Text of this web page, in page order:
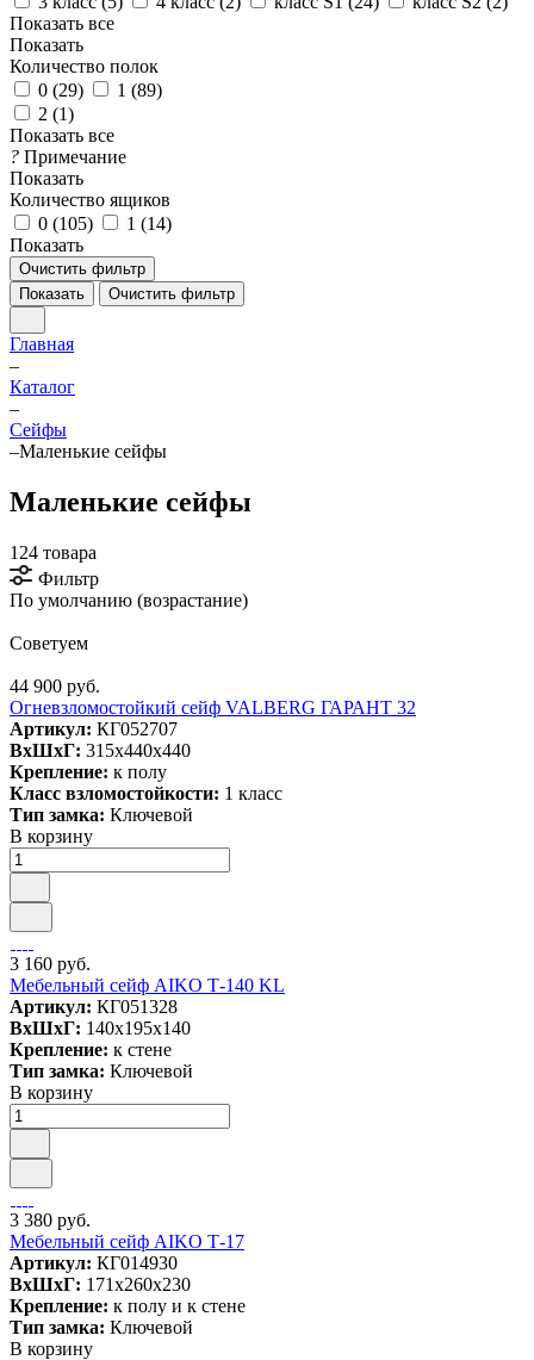
Показать все
Показать
Количество полок
0 (29) 1 (89)
2 (1)
Показать все
? Примечание
Показать
Количество ящиков
0 (105) 1 (14)
Показать
Очистить фильтр
Показать
Очистить фильтр
Главная
–
Каталог
–
Cейфы
–Маленькие сейфы
Маленькие сейфы
124 товара
Фильтр
По умолчанию (возрастание)
Советуем
44 900 руб.
Огневзломостойкий сейф VALBERG ГАРАНТ 32
Артикул: КГ052707
ВxШxГ: 315x440x440
Крепление: к полу
Класс взломостойкости: 1 класс
Тип замка: Ключевой
В корзину
3 160 руб.
Мебельный сейф AIKO Т-140 KL
Артикул: КГ051328
ВxШxГ: 140x195x140
Крепление: к стене
Тип замка: Ключевой
В корзину
3 380 руб.
Мебельный сейф AIKO Т-17
Артикул: КГ014930
ВxШxГ: 171x260x230
Крепление: к полу и к стене
Тип замка: Ключевой
В корзину